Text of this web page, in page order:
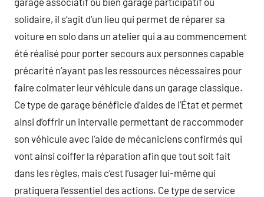
solidaire, il s’agit d’un lieu qui permet de réparer sa
voiture en solo dans un atelier qui a au commencement
été réalisé pour porter secours aux personnes capable
précarité n’ayant pas les ressources nécessaires pour
faire colmater leur véhicule dans un garage classique.
Ce type de garage bénéficie d’aides de l’État et permet
ainsi d’offrir un intervalle permettant de raccommoder
son véhicule avec l’aide de mécaniciens confirmés qui
vont ainsi coiffer la réparation afin que tout soit fait
dans les règles, mais c’est l’usager lui-même qui
pratiquera l’essentiel des actions. Ce type de service